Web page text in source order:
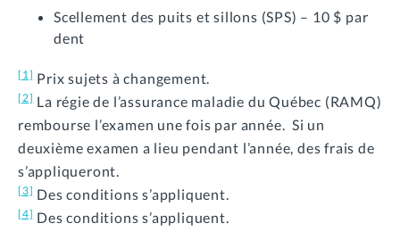
Scellement des puits et sillons (SPS) – 10 $ par
dent
[1]Prix sujets à changement.
[2]La régie de l’assurance maladie du Québec (RAMQ)
rembourse l’examen une fois par année. Si un
deuxième examen a lieu pendant l’année, des frais de
s’appliqueront.
[3]Des conditions s’appliquent.
[4]Des conditions s’appliquent.